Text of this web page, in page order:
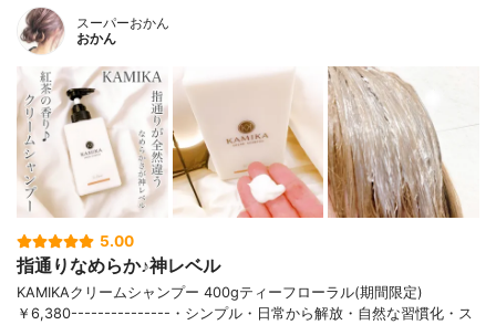
スーパーおかん
おかん
5.00
指通りなめらか♪神レベル
KAMIKAクリームシャンプー 400gティーフローラル(期間限定)
￥6,380---------------・シンプル・日常から解放・自然な習慣化・ス